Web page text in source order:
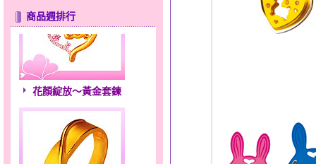
商品週排行
花顏綻放～黃金套鍊